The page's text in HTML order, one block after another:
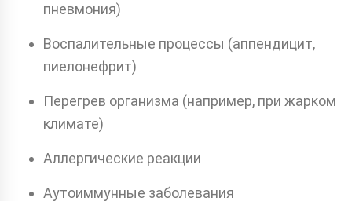
пневмония)
Воспалительные процессы (аппендицит,
пиелонефрит)
Перегрев организма (например, при жарком
климате)
Аллергические реакции
Аутоиммунные заболевания